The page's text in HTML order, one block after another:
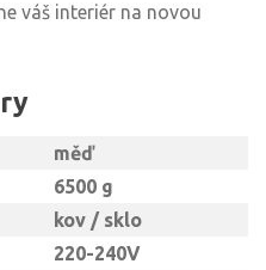
váš interiér na novou
měď
6500 g
kov / sklo
220-240V